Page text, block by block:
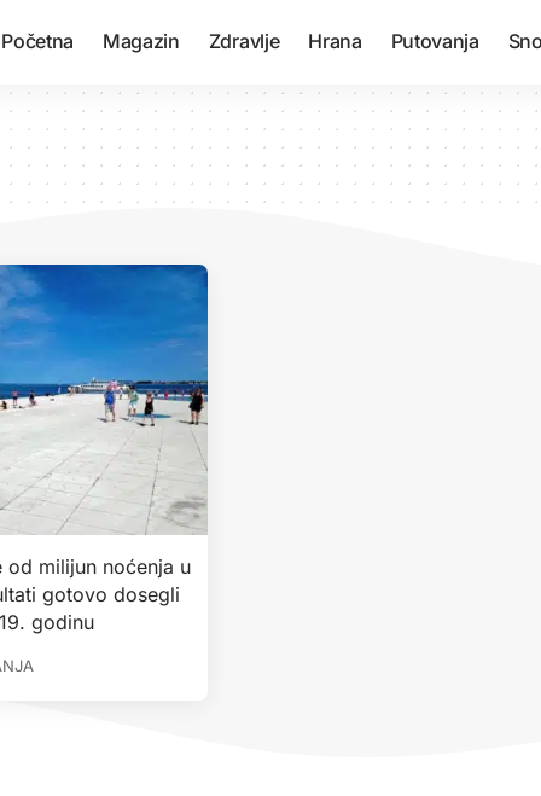
Početna Magazin Zdravlje Hrana Putovanja
od milijun noćenja u
gotovo dosegli
godinu